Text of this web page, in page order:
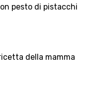
pesto di pistacchi
della mamma